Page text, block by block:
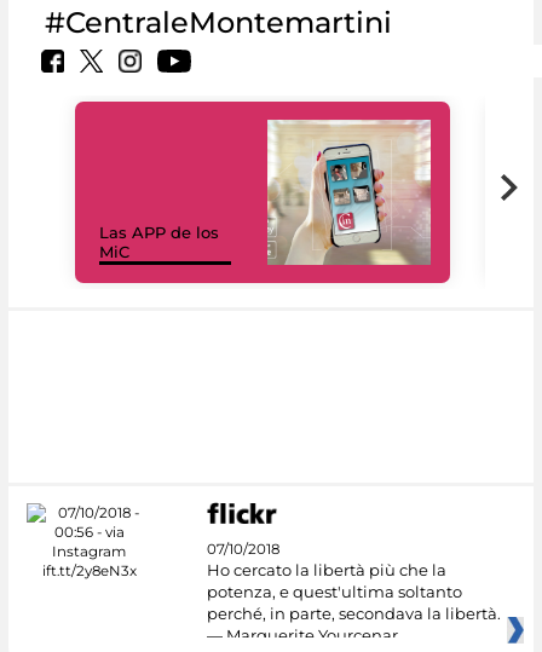
#CentraleMontemartini
Las APP de los
MiC
07/10/2018
Ho cercato la libertà più che la
potenza, e quest'ultima soltanto
perché, in parte, secondava la libertà.
— Marguerite Yourcenar